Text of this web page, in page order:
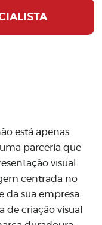
está apenas
parceria que
visual.
centrada no
sua empresa.
de criação visual